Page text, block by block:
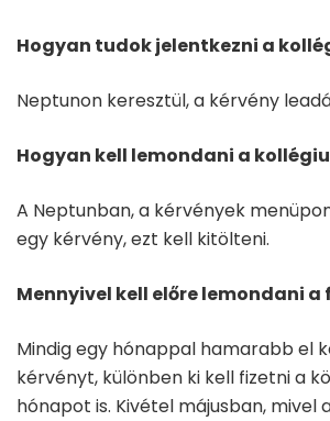
Hogyan tudok jelentkezni a kollé
Neptunon keresztül, a kérvény
Hogyan kell lemondani a kollé
A Neptunban, a kérvények
egy kérvény, ezt kell kitölteni.
Mennyivel kell előre lemondani a f
Mindig egy hónappal hamarabb el
kérvényt, különben ki kell fizetni a
hónapot is. Kivétel májusban, mivel